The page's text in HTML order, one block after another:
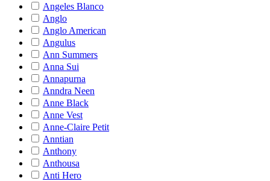
Angeles Blanco
Anglo
Anglo American
Angulus
Ann Summers
Anna Sui
Annapurna
Anndra Neen
Anne Black
Anne Vest
Anne-Claire Petit
Anntian
Anthony
Anthousa
Anti Hero